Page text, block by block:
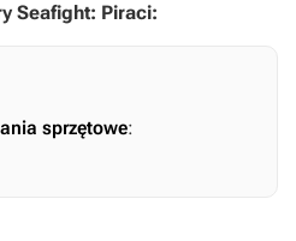
Seafight: Piraci:
sprzętowe: